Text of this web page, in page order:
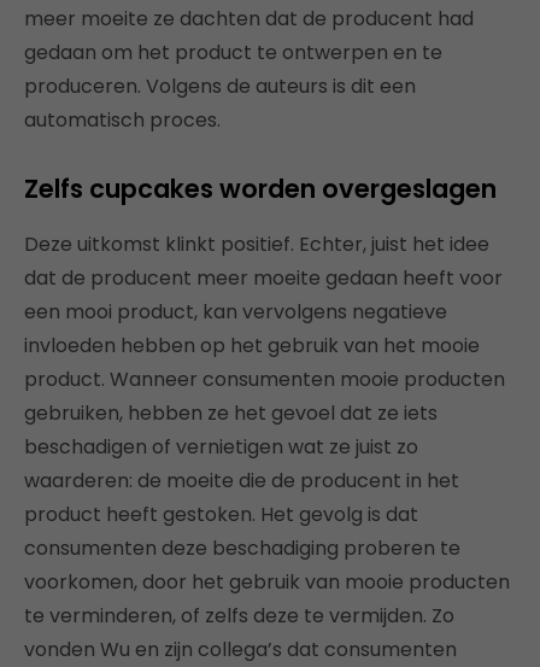
meer moeite ze dachten dat de producent had
gedaan om het product te ontwerpen en te
produceren. Volgens de auteurs is dit een
automatisch proces.
Zelfs cupcakes worden overgeslagen
Deze uitkomst klinkt positief. Echter, juist het idee
dat de producent meer moeite gedaan heeft voor
een mooi product, kan vervolgens negatieve
invloeden hebben op het gebruik van het mooie
product. Wanneer consumenten mooie producten
gebruiken, hebben ze het gevoel dat ze iets
beschadigen of vernietigen wat ze juist zo
waarderen: de moeite die de producent in het
product heeft gestoken. Het gevolg is dat
consumenten deze beschadiging proberen te
voorkomen, door het gebruik van mooie producten
te verminderen, of zelfs deze te vermijden. Zo
vonden Wu en zijn collega’s dat consumenten